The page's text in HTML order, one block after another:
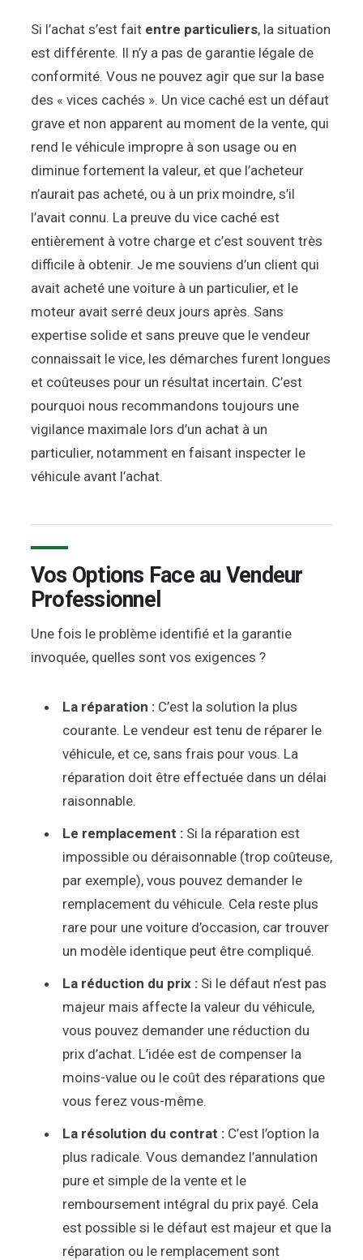
Si l’achat s’est fait entre particuliers, la situation
est différente. Il n’y a pas de garantie légale de
conformité. Vous ne pouvez agir que sur la base
des « vices cachés ». Un vice caché est un défaut
grave et non apparent au moment de la vente, qui
rend le véhicule impropre à son usage ou en
diminue fortement la valeur, et que l’acheteur
n’aurait pas acheté, ou à un prix moindre, s’il
l’avait connu. La preuve du vice caché est
entièrement à votre charge et c’est souvent très
difficile à obtenir. Je me souviens d’un client qui
avait acheté une voiture à un particulier, et le
moteur avait serré deux jours après. Sans
expertise solide et sans preuve que le vendeur
connaissait le vice, les démarches furent longues
et coûteuses pour un résultat incertain. C’est
pourquoi nous recommandons toujours une
vigilance maximale lors d’un achat à un
particulier, notamment en faisant inspecter le
véhicule avant l’achat.
Vos Options Face au Vendeur
Professionnel
Une fois le problème identifié et la garantie
invoquée, quelles sont vos exigences ?
La réparation : C’est la solution la plus
courante. Le vendeur est tenu de réparer le
véhicule, et ce, sans frais pour vous. La
réparation doit être effectuée dans un délai
raisonnable.
Le remplacement : Si la réparation est
impossible ou déraisonnable (trop coûteuse,
par exemple), vous pouvez demander le
remplacement du véhicule. Cela reste plus
rare pour une voiture d’occasion, car trouver
un modèle identique peut être compliqué.
La réduction du prix : Si le défaut n’est pas
majeur mais affecte la valeur du véhicule,
vous pouvez demander une réduction du
prix d’achat. L’idée est de compenser la
moins-value ou le coût des réparations que
vous ferez vous-même.
La résolution du contrat : C’est l’option la
plus radicale. Vous demandez l’annulation
pure et simple de la vente et le
remboursement intégral du prix payé. Cela
est possible si le défaut est majeur et que la
réparation ou le remplacement sont